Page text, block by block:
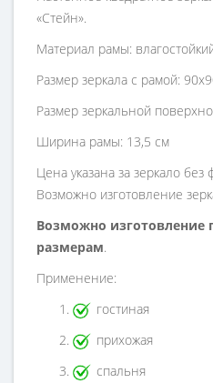
«Стейн».
Материал рамы:
Размер зеркала с рамой:
Размер зеркальной
Ширина рамы: 13,5 см
Цена указана за зеркало без
Возможно изготовление
Возможно
размерам.
Применение:
гостиная
прихожая
спальня